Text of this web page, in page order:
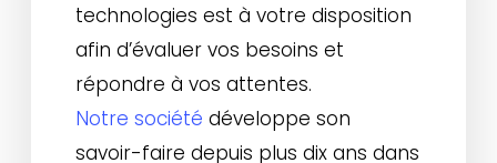
technologies est à votre disposition
afin d’évaluer vos besoins et
répondre à vos attentes.
Notre société développe son
savoir-faire depuis plus dix ans dans